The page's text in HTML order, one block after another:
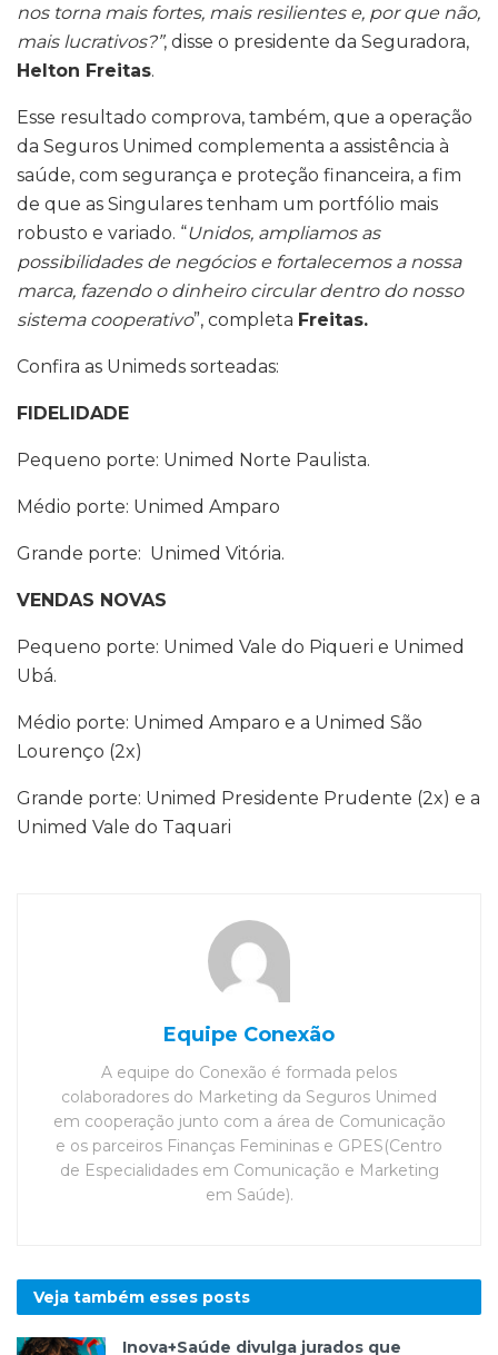
nos torna mais fortes, mais resilientes e, por que não,
mais lucrativos?”, disse o presidente da Seguradora,
Helton Freitas.
Esse resultado comprova, também, que a operação
da Seguros Unimed complementa a assistência à
saúde, com segurança e proteção financeira, a fim
de que as Singulares tenham um portfólio mais
robusto e variado. “Unidos, ampliamos as
possibilidades de negócios e fortalecemos a nossa
marca, fazendo o dinheiro circular dentro do nosso
sistema cooperativo”, completa Freitas.
Confira as Unimeds sorteadas:
FIDELIDADE
Pequeno porte: Unimed Norte Paulista.
Médio porte: Unimed Amparo
Grande porte: Unimed Vitória.
VENDAS NOVAS
Pequeno porte: Unimed Vale do Piqueri e Unimed
Ubá.
Médio porte: Unimed Amparo e a Unimed São
Lourenço (2x)
Grande porte: Unimed Presidente Prudente (2x) e a
Unimed Vale do Taquari
Equipe Conexão
A equipe do Conexão é formada pelos
colaboradores do Marketing da Seguros Unimed
em cooperação junto com a área de Comunicação
e os parceiros Finanças Femininas e GPES(Centro
de Especialidades em Comunicação e Marketing
em Saúde).
Veja também esses posts
Inova+Saúde divulga jurados que